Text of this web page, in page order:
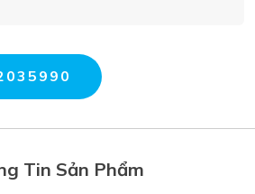
Tin Sản Phẩm